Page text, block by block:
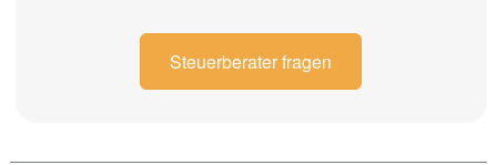
Steuerberater fragen